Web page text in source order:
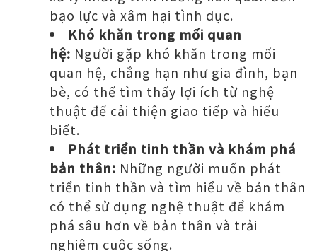
bạo lực và xâm hại tình dục.
Khó khăn trong mối quan
hệ: Người gặp khó khăn trong mối
quan hệ, chẳng hạn như gia đình, bạn
bè, có thể tìm thấy lợi ích từ nghệ
thuật để cải thiện giao tiếp và hiểu
biết.
Phát triển tinh thần và khám phá
bản thân: Những người muốn phát
triển tinh thần và tìm hiểu về bản thân
có thể sử dụng nghệ thuật để khám
phá sâu hơn về bản thân và trải
nghiệm cuộc sống.